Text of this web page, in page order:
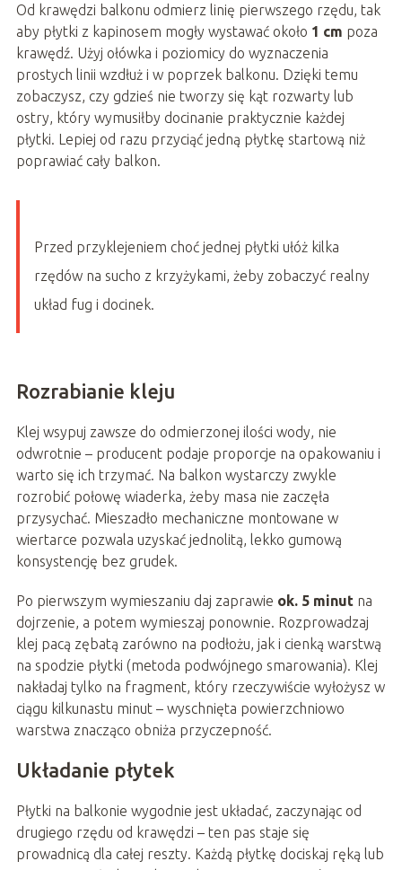
Od krawędzi balkonu odmierz linię pierwszego rzędu, tak
aby płytki z kapinosem mogły wystawać około 1 cm poza
krawędź. Użyj ołówka i poziomicy do wyznaczenia
prostych linii wzdłuż i w poprzek balkonu. Dzięki temu
zobaczysz, czy gdzieś nie tworzy się kąt rozwarty lub
ostry, który wymusiłby docinanie praktycznie każdej
płytki. Lepiej od razu przyciąć jedną płytkę startową niż
poprawiać cały balkon.
Przed przyklejeniem choć jednej płytki ułóż kilka
rzędów na sucho z krzyżykami, żeby zobaczyć realny
układ fug i docinek.
Rozrabianie kleju
Klej wsypuj zawsze do odmierzonej ilości wody, nie
odwrotnie – producent podaje proporcje na opakowaniu i
warto się ich trzymać. Na balkon wystarczy zwykle
rozrobić połowę wiaderka, żeby masa nie zaczęła
przysychać. Mieszadło mechaniczne montowane w
wiertarce pozwala uzyskać jednolitą, lekko gumową
konsystencję bez grudek.
Po pierwszym wymieszaniu daj zaprawie ok. 5 minutna
dojrzenie, a potem wymieszaj ponownie. Rozprowadzaj
klej pacą zębatą zarówno na podłożu, jak i cienką warstwą
na spodzie płytki (metoda podwójnego smarowania). Klej
nakładaj tylko na fragment, który rzeczywiście wyłożysz w
ciągu kilkunastu minut – wyschnięta powierzchniowo
warstwa znacząco obniża przyczepność.
Układanie płytek
Płytki na balkonie wygodnie jest układać, zaczynając od
drugiego rzędu od krawędzi – ten pas staje się
prowadnicą dla całej reszty. Każdą płytkę dociskaj ręką lub